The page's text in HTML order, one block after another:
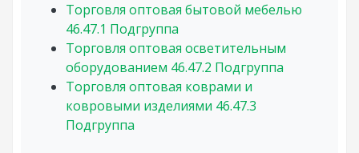
Торговля оптовая бытовой мебелью
46.47.1 Подгруппа
Торговля оптовая осветительным
оборудованием 46.47.2 Подгруппа
Торговля оптовая коврами и
ковровыми изделиями 46.47.3
Подгруппа